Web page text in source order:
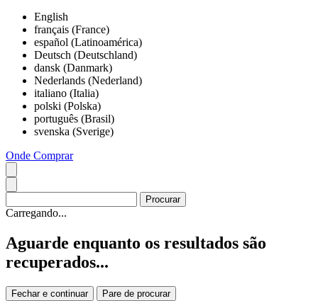
English
français (France)
español (Latinoamérica)
Deutsch (Deutschland)
dansk (Danmark)
Nederlands (Nederland)
italiano (Italia)
polski (Polska)
português (Brasil)
svenska (Sverige)
Onde Comprar
Carregando...
Aguarde enquanto os resultados são
recuperados...
Fechar e continuar Pare de procurar